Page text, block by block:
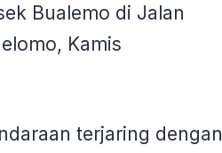
Bualemo di Jalan
Kamis
terjaring dengan